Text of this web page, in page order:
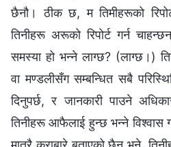
छैनौ। ठीक छ, म तिमीहरूको
तिनीहरू अरूको रिपोर्ट गर्न
समस्या हो भन्ने लाग्छ? (लाग्छ।)
वा मण्डलीसँग सम्बन्धित सबै
दिनुपर्छ, र जानकारी पाउने
तिनीहरू आफैलाई हुन्छ भन्ने विश्‍वास